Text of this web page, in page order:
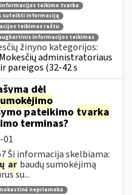
informacijos teikimo tvarka
suteikti informaciją
teikimas raštu
informacijos teikimas
žinyno kategorijos:
administratoriaus
pareigos (32-42 s
dėl
pateikimo tvarka
terminas?
01
Ši informacija skelbiama:
ar baudų sumokėjimą
su...
nepriemoka